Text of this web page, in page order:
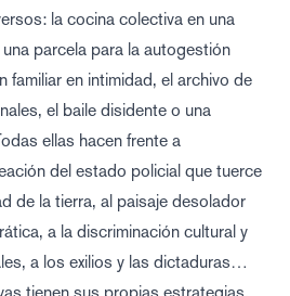
la cocina colectiva en una
parcela para la autogestión
familiar en intimidad, el archivo de
el baile disidente o una
ellas hacen frente a
del estado policial que tuerce
de la tierra, al paisaje desolador
a la discriminación cultural y
a los exilios y las dictaduras…